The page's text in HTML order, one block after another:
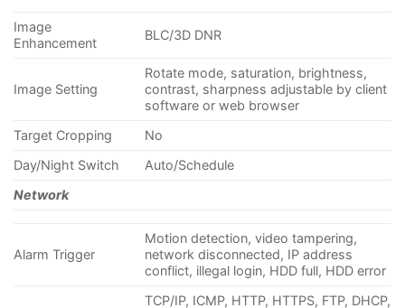
Image
Enhancement
BLC/3D DNR
Image Setting
Rotate mode, saturation, brightness,
contrast, sharpness adjustable by client
software or web browser
Target Cropping
No
Day/Night Switch
Auto/Schedule
Network
Alarm Trigger
Motion detection, video tampering,
network disconnected, IP address
conflict, illegal login, HDD full, HDD error
TCP/IP, ICMP, HTTP, HTTPS, FTP, DHCP,